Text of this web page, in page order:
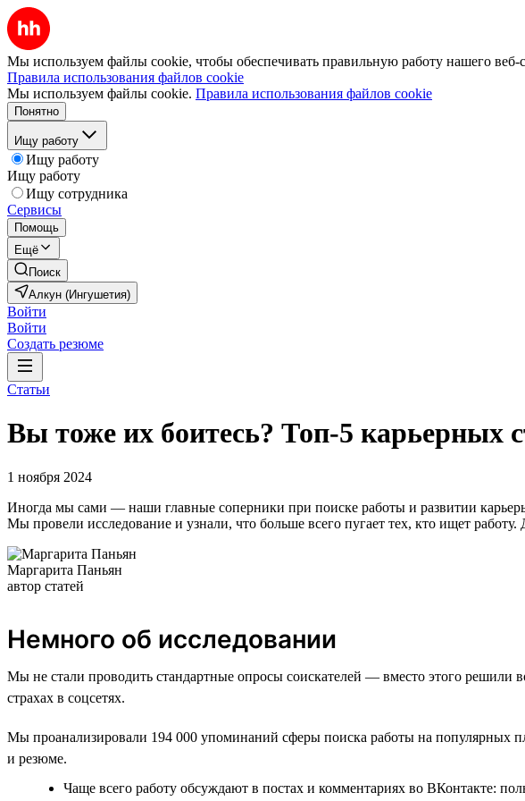
Мы используем файлы cookie, чтобы обеспечивать правильную работу нашего веб-
Правила использования файлов cookie
Мы используем файлы cookie. Правила использования файлов cookie
Понятно
Ищу работу
Ищу работу
Ищу работу
Ищу сотрудника
Сервисы
Помощь
Ещё
Поиск
Алкун (Ингушетия)
Войти
Войти
Создать резюме
Статьи
Вы тоже их боитесь? Топ-5 карьерных
1 ноября 2024
Иногда мы сами — наши главные соперники при поиске работы и развитии
Мы провели исследование и узнали, что больше всего пугает тех, кто ищет
Маргарита Паньян
автор статей
Немного об исследовании
Мы не стали проводить стандартные опросы соискателей — вместо этого решили
страхах в соцсетях.
Мы проанализировали 194 000 упоминаний сферы поиска работы на популярных
и резюме.
Чаще всего работу обсуждают в постах и комментариях во ВКонтакте: